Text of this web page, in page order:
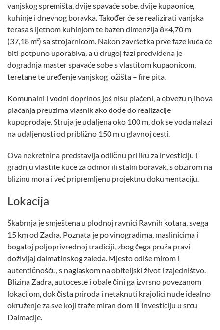
vanjskog spremišta, dvije spavaće sobe, dvije kupaonice,
kuhinje i dnevnog boravka. Također će se realizirati vanjska
terasa s ljetnom kuhinjom te bazen dimenzija 8×4,70 m
(37,18 m²) sa strojarnicom. Nakon završetka prve faze kuća će
biti potpuno uporabiva, a u drugoj fazi predviđena je
dogradnja master spavaće sobe s vlastitom kupaonicom,
teretane te uređenje vanjskog ložišta – fire pita.
Komunalni i vodni doprinos još nisu plaćeni, a obvezu njihova
plaćanja preuzima vlasnik ako dođe do realizacije
kupoprodaje. Struja je udaljena oko 100 m, dok se voda nalazi
na udaljenosti od približno 150 m u glavnoj cesti.
Ova nekretnina predstavlja odličnu priliku za investiciju i
gradnju vlastite kuće za odmor ili stalni boravak, s obzirom na
blizinu mora i već pripremljenu projektnu dokumentaciju.
Lokacija
Škabrnja je smještena u plodnoj ravnici Ravnih kotara, svega
15 km od Zadra. Poznata je po vinogradima, maslinicima i
bogatoj poljoprivrednoj tradiciji, zbog čega pruža pravi
doživljaj dalmatinskog zaleđa. Mjesto odiše mirom i
autentičnošću, s naglaskom na obiteljski život i zajedništvo.
Blizina Zadra, autoceste i obale čini ga izvrsno povezanom
lokacijom, dok čista priroda i netaknuti krajolici nude idealno
okruženje za sve koji traže miran dom ili investiciju u srcu
Dalmacije.